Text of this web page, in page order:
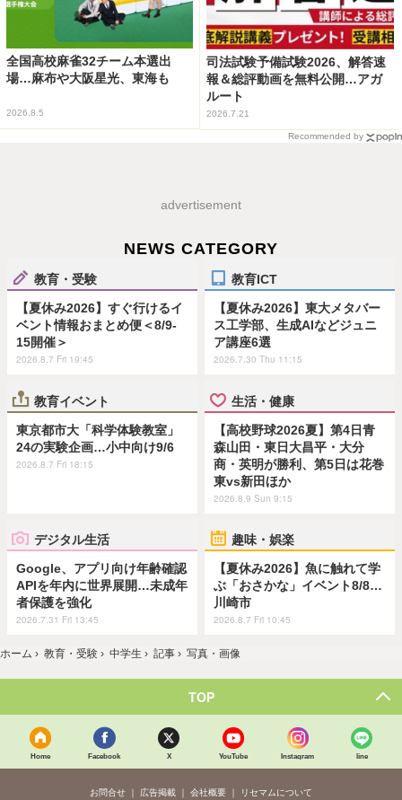
全国高校麻雀32チーム本選出
場…麻布や大阪星光、東海も
2026.8.5
司法試験予備試験2026、解答速
報＆総評動画を無料公開…アガ
ルート
2026.7.21
Recommended by
advertisement
NEWS CATEGORY
教育・受験
【夏休み2026】すぐ行けるイ
ベント情報おまとめ便＜8/9-
15開催＞
2026.8.7 Fri 19:45
教育ICT
【夏休み2026】東大メタバー
ス工学部、生成AIなどジュニ
ア講座6選
2026.7.30 Thu 11:15
教育イベント
東京都市大「科学体験教室」
24の実験企画…小中向け9/6
2026.8.7 Fri 18:15
生活・健康
【高校野球2026夏】第4日青
森山田・東日大昌平・大分
商・英明が勝利、第5日は花巻
東vs新田ほか
2026.8.9 Sun 9:15
デジタル生活
Google、アプリ向け年齢確認
APIを年内に世界展開…未成年
者保護を強化
2026.7.31 Fri 13:45
趣味・娯楽
【夏休み2026】魚に触れて学
ぶ「おさかな」イベント8/8…
川崎市
2026.8.7 Fri 10:45
ホーム › 教育・受験 › 中学生 › 記事 › 写真・画像
TOP
Home Facebook X YouTube Instagram line
お問合せ 広告掲載 会社概要 リセマムについて